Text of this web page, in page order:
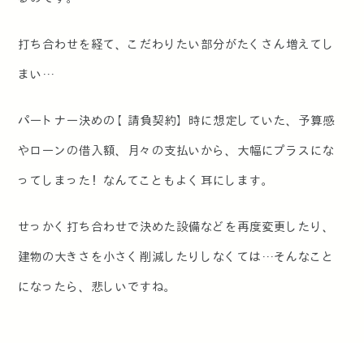
打ち合わせを経て、こだわりたい部分がたくさん増えてし
まい…
パートナー決めの【請負契約】時に想定していた、予算感
やローンの借入額、月々の支払いから、大幅にプラスにな
ってしまった！なんてこともよく耳にします。
せっかく打ち合わせで決めた設備などを再度変更したり、
建物の大きさを小さく削減したりしなくては…そんなこと
になったら、悲しいですね。